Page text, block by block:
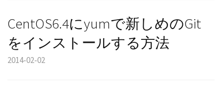
CentOS6.4にyumで新しめのGit
をインストールする方法
2014-02-02